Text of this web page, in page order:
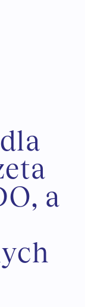
dla
eta
O, a
ych